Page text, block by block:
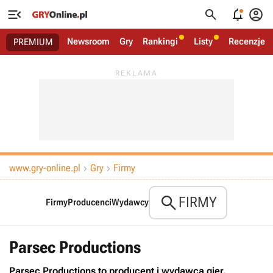
   
PREMIUM Newsroom Gry Rankingi Listy Recenzje
www.gry-online.pl  Gry  Firmy
FirmyProducenciWydawcy FIRMY
Parsec Productions